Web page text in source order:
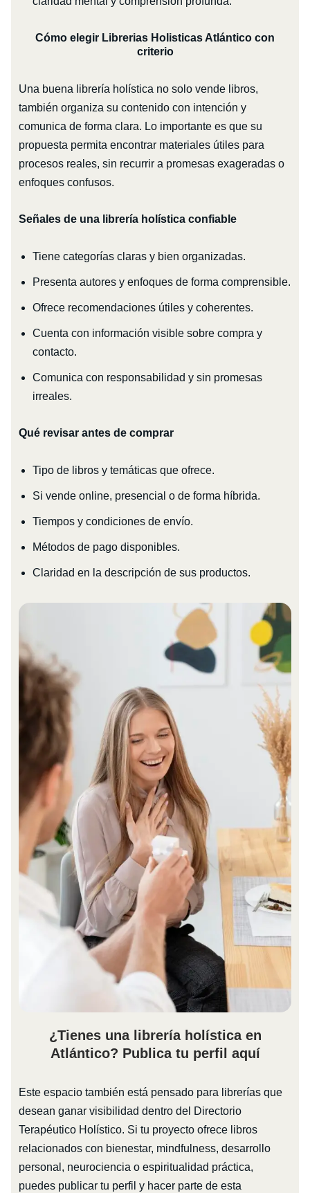
Cómo elegir Librerias Holisticas Atlántico con
criterio
Una buena librería holística no solo vende libros,
también organiza su contenido con intención y
comunica de forma clara. Lo importante es que su
propuesta permita encontrar materiales útiles para
procesos reales, sin recurrir a promesas exageradas o
enfoques confusos.
Señales de una librería holística confiable
Tiene categorías claras y bien organizadas.
Presenta autores y enfoques de forma comprensible.
Ofrece recomendaciones útiles y coherentes.
Cuenta con información visible sobre compra y
contacto.
Comunica con responsabilidad y sin promesas
irreales.
Qué revisar antes de comprar
Tipo de libros y temáticas que ofrece.
Si vende online, presencial o de forma híbrida.
Tiempos y condiciones de envío.
Métodos de pago disponibles.
Claridad en la descripción de sus productos.
¿Tienes una librería holística en
Atlántico? Publica tu perfil aquí
Este espacio también está pensado para librerías que
desean ganar visibilidad dentro del Directorio
Terapéutico Holístico. Si tu proyecto ofrece libros
relacionados con bienestar, mindfulness, desarrollo
personal, neurociencia o espiritualidad práctica,
puedes publicar tu perfil y hacer parte de esta